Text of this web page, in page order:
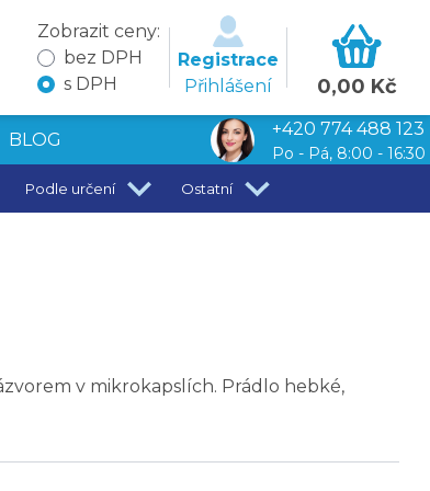
Zobrazit ceny:
bez DPH
s DPH
Registrace
Přihlášení
0,00 Kč
BLOG
+420 774 488 123
Po - Pá, 8:00 - 16:30
Podle určení Ostatní
v mikrokapslích. Prádlo hebké,